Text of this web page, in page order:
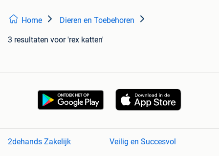
Home Dieren en Toebehoren
3 resultaten voor 'rex katten'
2dehands Zakelijk
Veilig en Succesvol